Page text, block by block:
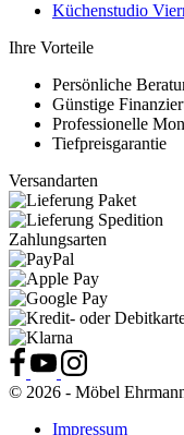
Küchenstudio
Ihre Vorteile
Persönliche
Günstige
Professionelle
Tiefpreisgarantie
Versandarten
Zahlungsarten
© 2026 - Möbel
Impressum